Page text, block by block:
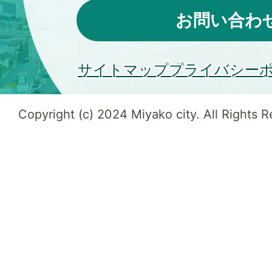
お問い合わ
サイトマッププライバシー
Copyright (c) 2024 Miyako city. All Rights